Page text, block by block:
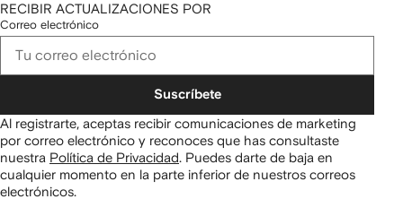
RECIBIR ACTUALIZACIONES POR
Correo electrónico
Suscríbete
Al registrarte, aceptas recibir comunicaciones de marketing
por correo electrónico y reconoces que has consultaste
nuestra Política de Privacidad Puedes darte de baja en
cualquier momento en la parte inferior de nuestros correos
electrónicos.